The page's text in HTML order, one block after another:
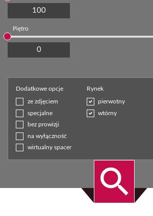
Piętro
Dodatkowe opcje
ze zdjęciem
specjalne
bez prowizji
na wyłączność
wirtualny spacer
Rynek
pierwotny
wtórny